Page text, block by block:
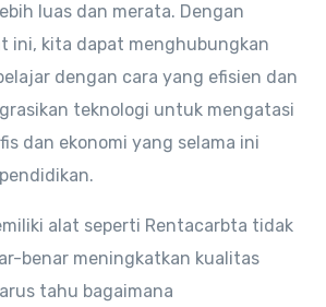
luas dan merata. Dengan
ini, kita dapat menghubungkan
dengan cara yang efisien dan
teknologi untuk mengatasi
dan ekonomi yang selama ini
alat seperti Rentacarbta tidak
benar meningkatkan kualitas
tahu bagaimana